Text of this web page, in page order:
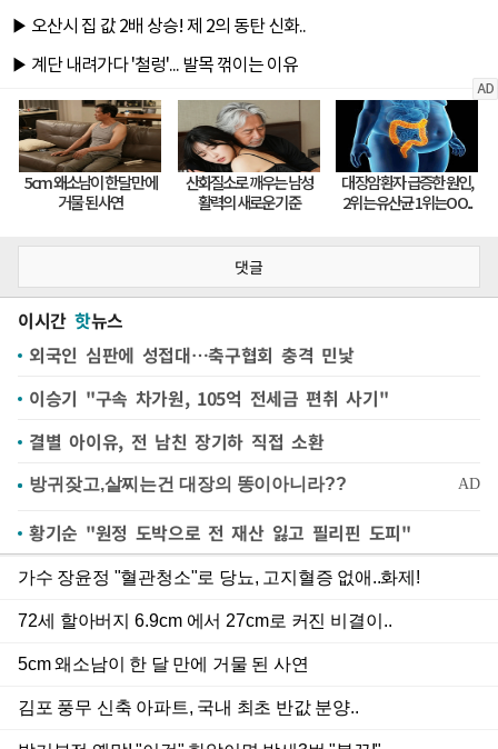
댓글
이시간 핫뉴스
외국인 심판에 성접대…축구협회 충격 민낯
이승기 "구속 차가원, 105억 전세금 편취 사기"
결별 아이유, 전 남친 장기하 직접 소환
황기순 "원정 도박으로 전 재산 잃고 필리핀 도피"